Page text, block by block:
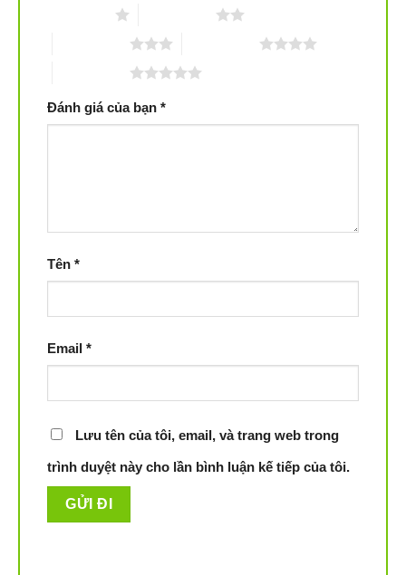
Đánh giá của bạn *
Tên *
Email *
Lưu tên của tôi, email, và trang web trong
trình duyệt này cho lần bình luận kế tiếp của tôi.